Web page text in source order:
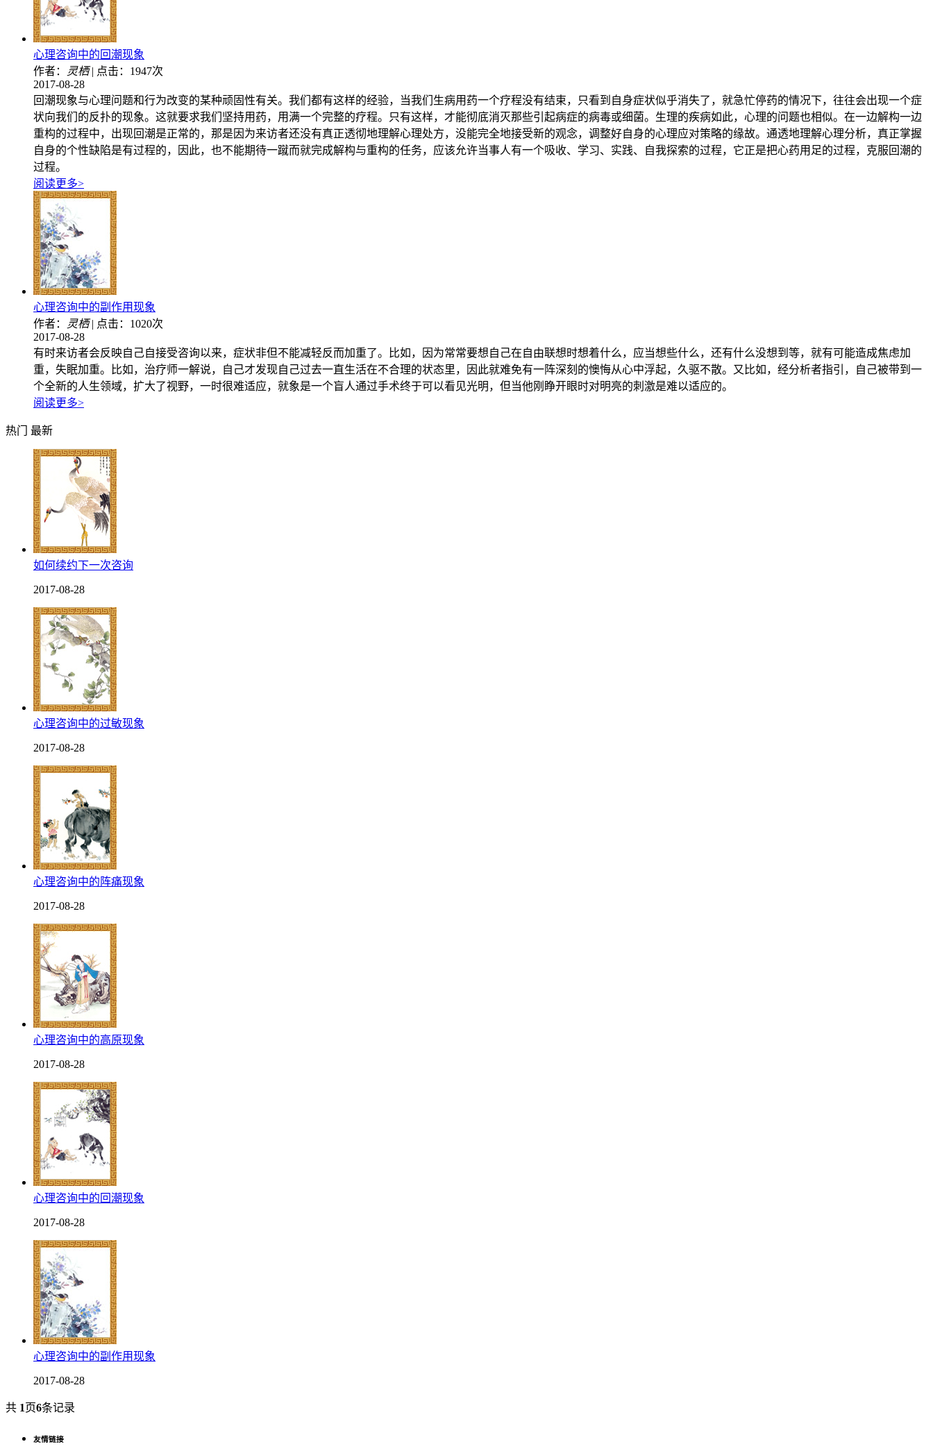
心理咨询中的回潮现象
作者：
灵栖 | 点击：1947次
2017-08-28
回潮现象与心理问题和行为改变的某种顽固性有关。我们都有这样的经验，当我们生病用药一个疗程没有结束，只看到自身症状似乎消失了，就急忙停药的情况下，往往会出现一个症
状向我们的反扑的现象。这就要求我们坚持用药，用满一个完整的疗程。只有这样，才能彻底消灭那些引起病症的病毒或细菌。生理的疾病如此，心理的问题也相似。在一边解构一边
重构的过程中，出现回潮是正常的，那是因为来访者还没有真正透彻地理解心理处方，没能完全地接受新的观念，调整好自身的心理应对策略的缘故。通透地理解心理分析，真正掌握
自身的个性缺陷是有过程的，因此，也不能期待一蹴而就完成解构与重构的任务，应该允许当事人有一个吸收、学习、实践、自我探索的过程，它正是把心药用足的过程，克服回潮的
过程。
阅读更多>
心理咨询中的副作用现象
作者：
灵栖 | 点击：1020次
2017-08-28
有时来访者会反映自己自接受咨询以来，症状非但不能减轻反而加重了。比如，因为常常要想自己在自由联想时想着什么，应当想些什么，还有什么没想到等，就有可能造成焦虑加
重，失眠加重。比如，治疗师一解说，自己才发现自己过去一直生活在不合理的状态里，因此就难免有一阵深刻的懊悔从心中浮起，久驱不散。又比如，经分析者指引，自己被带到一
个全新的人生领域，扩大了视野，一时很难适应，就象是一个盲人通过手术终于可以看见光明，但当他刚睁开眼时对明亮的刺激是难以适应的。
阅读更多>
热门 最新
如何续约下一次咨询
2017-08-28
心理咨询中的过敏现象
2017-08-28
心理咨询中的阵痛现象
2017-08-28
心理咨询中的高原现象
2017-08-28
心理咨询中的回潮现象
2017-08-28
心理咨询中的副作用现象
2017-08-28
共 1页6条记录
友情链接